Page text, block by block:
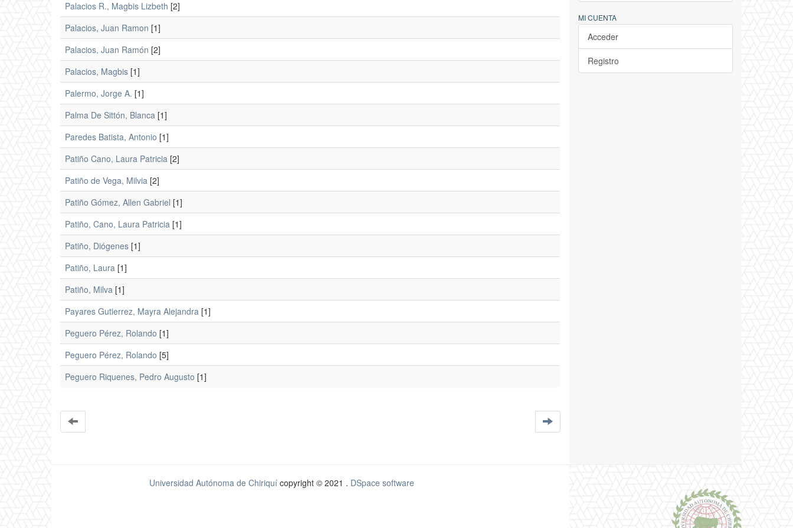
Palacios R., Magbis Lizbeth [2]
Palacios, Juan Ramon [1]
Palacios, Juan Ramón [2]
Palacios, Magbis [1]
Palermo, Jorge A. [1]
Palma De Sittón, Blanca [1]
Paredes Batista, Antonio [1]
Patiño Cano, Laura Patricia [2]
Patiño de Vega, Milvia [2]
Patiño Gómez, Allen Gabriel [1]
Patiño, Cano, Laura Patricia [1]
Patiño, Diógenes [1]
Patiño, Laura [1]
Patiño, Milva [1]
Payares Gutierrez, Mayra Alejandra [1]
Peguero Pérez, Rolando [1]
Peguero Pérez, Rolando [5]
Peguero Riquenes, Pedro Augusto [1]
MI CUENTA
Acceder
Registro
Universidad Autónoma de Chiriquícopyright © 2021 . DSpace software